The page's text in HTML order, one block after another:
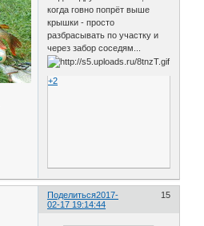
когда говно попрёт выше
крышки - просто
разбрасывать по участку и
через забор соседям...
+2
Поделиться 15
2017-
02-17 19:14:44